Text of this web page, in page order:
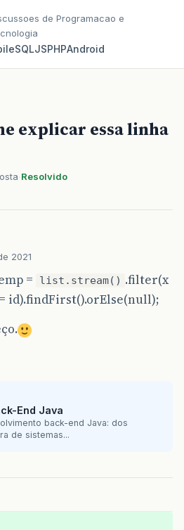
de Programacao e
SQLJSPHPAndroid
explicar essa linha
Resolvido
2021
= list.stream() .filter(x
id).findFirst().orElse(null);
End Java
back-end Java: dos
de sistemas...